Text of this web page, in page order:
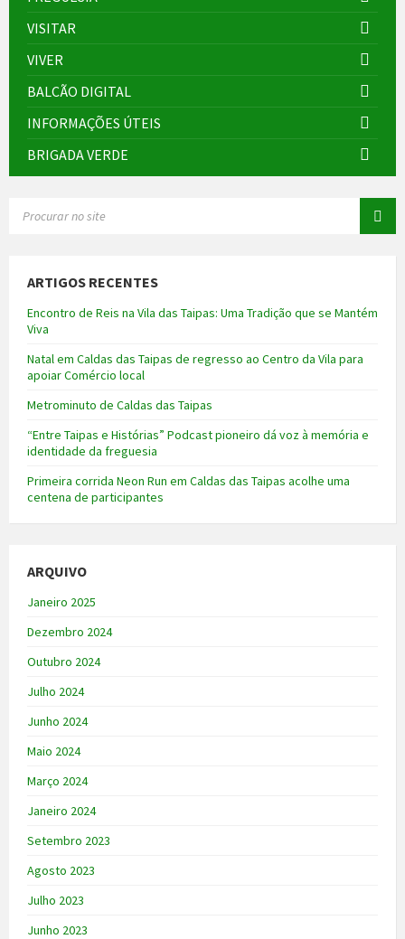
VISITAR
VIVER
BALCÃO DIGITAL
INFORMAÇÕES ÚTEIS
BRIGADA VERDE
ARTIGOS RECENTES
Encontro de Reis na Vila das Taipas: Uma Tradição que se Mantém
Viva
Natal em Caldas das Taipas de regresso ao Centro da Vila para
apoiar Comércio local
Metrominuto de Caldas das Taipas
“Entre Taipas e Histórias” Podcast pioneiro dá voz à memória e
identidade da freguesia
Primeira corrida Neon Run em Caldas das Taipas acolhe uma
centena de participantes
ARQUIVO
Janeiro 2025
Dezembro 2024
Outubro 2024
Julho 2024
Junho 2024
Maio 2024
Março 2024
Janeiro 2024
Setembro 2023
Agosto 2023
Julho 2023
Junho 2023